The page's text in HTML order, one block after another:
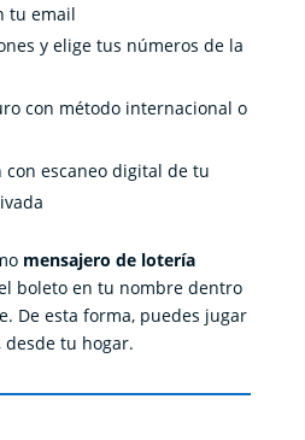
tu email
y elige tus números de la
con método internacional o
con escaneo digital de tu
mensajero de lotería
boleto en tu nombre dentro
De esta forma, puedes jugar
desde tu hogar.